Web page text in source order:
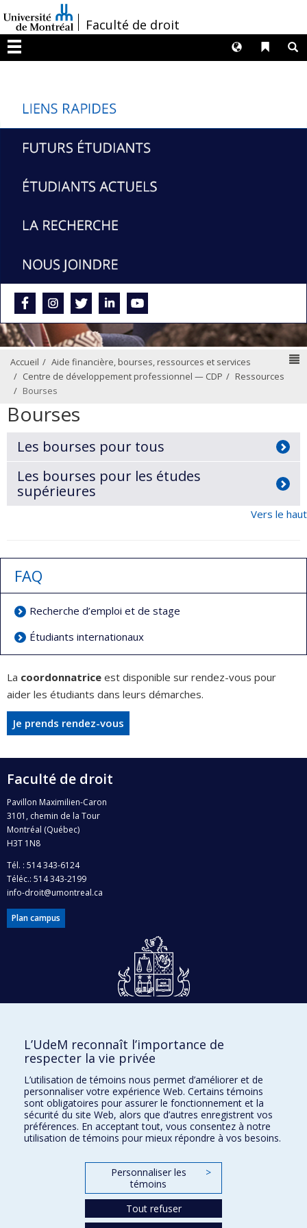
au
contenu
/Faculté de droit
Menu
Liens
Langues
Accueil
Aide financière, bourses, ressources et services
Centre de développement professionnel — CDP
Ressources
Bourses
Bourses
Les bourses pour tous
Les bourses pour les études
supérieures
Vers le haut
FAQ
Recherche d’emploi et de stage
Étudiants internationaux
La coordonnatrice est disponible sur rendez-vous pour
aider les étudiants dans leurs démarches.
Je prends rendez-vous
Faculté de droit
Pavillon Maximilien-Caron
3101, chemin de la Tour
Montréal (Québec)
H3T 1N8
Tél. : 514 343-6124
Téléc.: 514 343-2199
info-droit@umontreal.ca
Plan campus
Accès protégé
Facebook|Twitter
LinkedIn|Instagram
L’UdeM reconnaît l’importance de
respecter la vie privée
L’utilisation de témoins nous permet d’améliorer et de
personnaliser votre expérience Web. Certains témoins
sont obligatoires pour assurer le fonctionnement et la
sécurité du site Web, alors que d’autres enregistrent vos
préférences. En acceptant tout, vous consentez à notre
utilisation de témoins pour mieux répondre à vos besoins.
Personnaliser les
témoins
>
Tout refuser